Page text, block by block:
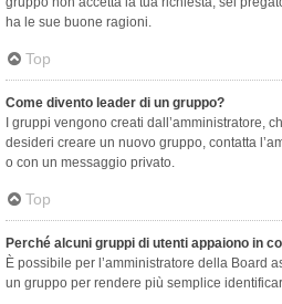
ha le sue buone ragioni.
Top
Come divento leader di un gruppo?
I gruppi vengono creati dall’amministratore,
desideri creare un nuovo gruppo, contatta
o con un messaggio privato.
Top
Perché alcuni gruppi di utenti appaiono in
È possibile per l’amministratore della Board
un gruppo per rendere più semplice